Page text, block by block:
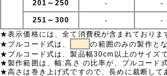
201～250 - -
251～300 - -
★表示価格には、全て消費税が含まれておりま
★プルコード式は、
の範囲のみの製作と
★プルコード式は、製品幅30cm以上のサイズ
★製作範囲は、幅:高さ の比率が、プルコード
★高さは巻き上げ式ですので、長めに裁断して